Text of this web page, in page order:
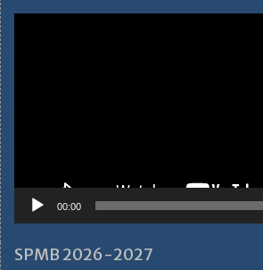
00:00
SPMB 2026-2027